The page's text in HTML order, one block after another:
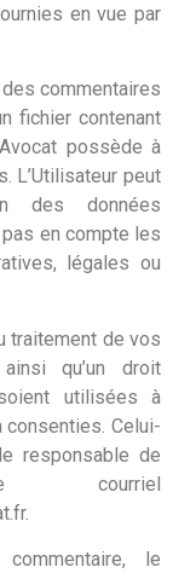
en vue par
commentaires
fichier contenant
possède à
L’Utilisateur peut
des données
en compte les
légales ou
traitement de vos
qu’un droit
utilisées à
Celui-
responsable de
courriel
le